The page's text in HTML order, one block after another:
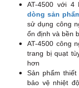
AT-4500 với 4
dòng sản
sử dụng công
ổn định và bền
AT-4500 công
trang bị quạt
hơn
Sản phẩm
bảo vệ nhiệt